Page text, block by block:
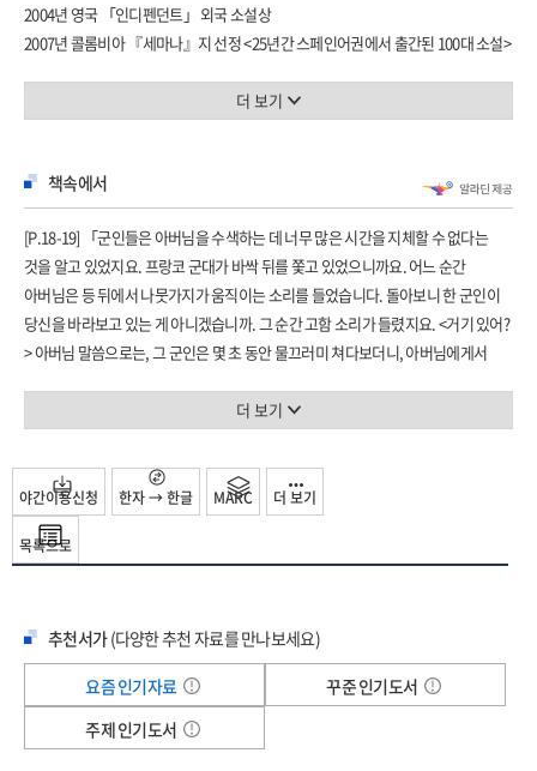
2004년 영국 「인디펜던트」 외국 소설상
2007년 콜롬비아 『세마나』지 선정 <25년간 스페인어권에서 출간된 100대 소설>
2009년 스페인 「라 반과르디아」지 선정 <2000년대 최고의 책 50권> 5위
- 로베르토 볼라뇨
21세기 스페인 문학계에서 최초로 밀리언셀러를 기록하며 혜성처럼 등장한
하비에르 세르카스의 『살라미나의 병사들』이 서울대학교 서어서문학과 김창민
교수의 번역으로 열린책들에서 출간되었다. 1939년 내전 막바지 프랑스 국경 숲
속에서 집단 총살에서 살아남은 작가이자 팔랑헤당의 핵심 멤버였던 산체스
마사스를 추적하는 탐정 소설 형식을 띤 이 이야기는 읽는 내내 긴장감을 놓을 수가
없다. 조사 과정에서 산체스 마사스와 관련하여 등장하는 많은 문인과 정치인,
군인들은 스페인 근대사에서 중요한 인물들로 실화를 바탕으로 하고 있다. 화자는
조사하는 과정, 소설 내용을 구성하는 과정 등 창작 과정 모두가 서술되고, 그 자체가
이 소설 작품이 되는 메타픽션의 형식을 띠고 있다.
세 가지 이야기, 세 가지 진실 혹은 한 가지 진실
실존 인물에 대한 이야기다. 스페인 팔랑헤의 창립 핵심 인물이자 시인이고
소설가인 그는 내전 발발 후 공화파 정부군의 포로로 잡힌다. 내전 막바지 쿨옐 근처
숲 속에서의 집단 총살 집행에서 그는 필사적으로 도망쳐 살아남게 되고, 한 정부군
병사에 의해 기적적으로 살아남는다. 보수 반란군의 승리로 전쟁이 끝난 후 산체스
더 보기
책속에서
[P.18-19] 「군인들은 아버님을 수색하는 데 너무 많은 시간을 지체할 수 없다는
것을 알고 있었지요. 프랑코 군대가 바싹 뒤를 쫓고 있었으니까요. 어느 순간
아버님은 등 뒤에서 나뭇가지가 움직이는 소리를 들었습니다. 돌아보니 한 군인이
당신을 바라보고 있는 게 아니겠습니까. 그 순간 고함 소리가 들렸지요. <거기 있어?
> 아버님 말씀으로는, 그 군인은 몇 초 동안 물끄러미 쳐다보더니, 아버님에게서
「숲 속에 피신한 채 며칠을 보내셨지요. 닥치는 대로, 혹은 주변 농장에서 구할 수
있는 것으로 연명을 했답니다. 전혀 모르는 지역이었어요. 게다가 안경도 깨졌기
때문에 주변을 거의 분간조차 할 수 없었지요. 항상 말씀하시곤 했어요. 만약 근처
마을의 청년들을 만나지 못했더라면 살아남지 못했을 거라고요. 지금은 그 마을
주었지요. 서로 아주 가까워졌고, 모든 상황이 종료되었을 때 그 청년들 집에 며칠을
머무르셨답니다. 제가 보기에 그 후 다시 만나 보신 것 같지는 않지만, 그 청년들에
대해서 제게 여러 차례 말씀하셨습니다. 그들이 스스로 명명한 <숲 속의 친구들>
이라는 이름으로 항상 그 청년들을 부르셨던 기억이 납니다.」
[P. 92-93] 「떠나기 전에 산체스 마사스는 그 모든 것에 관한 책을 쓸 거라고
더 보기
목록으로
야간이용신청 한자 → 한글 MARC 더 보기
추천서가(다양한 추천 자료를 만나보세요)
요즘 인기자료
꾸준 인기도서
주제 인기도서